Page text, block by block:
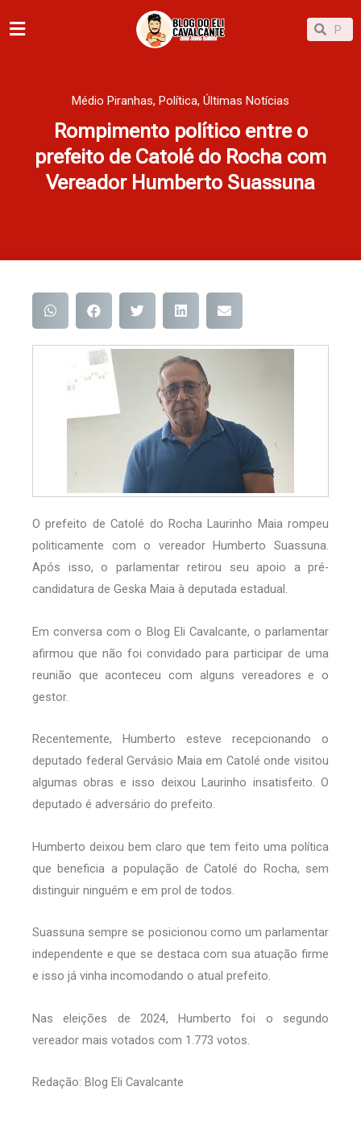
para
Pesquisar
Médio Piranhas, Política, Últimas Notícias
Rompimento político entre o
prefeito de Catolé do Rocha com
Vereador Humberto Suassuna
O prefeito de Catolé do Rocha Laurinho Maia rompeu
politicamente com o vereador Humberto Suassuna.
Após isso, o parlamentar retirou seu apoio a pré-
candidatura de Geska Maia à deputada estadual.
Em conversa com o Blog Eli Cavalcante, o parlamentar
afirmou que não foi convidado para participar de uma
reunião que aconteceu com alguns vereadores e o
gestor.
Recentemente, Humberto esteve recepcionando o
deputado federal Gervásio Maia em Catolé onde visitou
algumas obras e isso deixou Laurinho insatisfeito. O
deputado é adversário do prefeito.
Humberto deixou bem claro que tem feito uma política
que beneficia a população de Catolé do Rocha, sem
distinguir ninguém e em prol de todos.
Suassuna sempre se posicionou como um parlamentar
independente e que se destaca com sua atuação firme
e isso já vinha incomodando o atual prefeito.
Nas eleições de 2024, Humberto foi o segundo
vereador mais votados com 1.773 votos.
Redação: Blog Eli Cavalcante